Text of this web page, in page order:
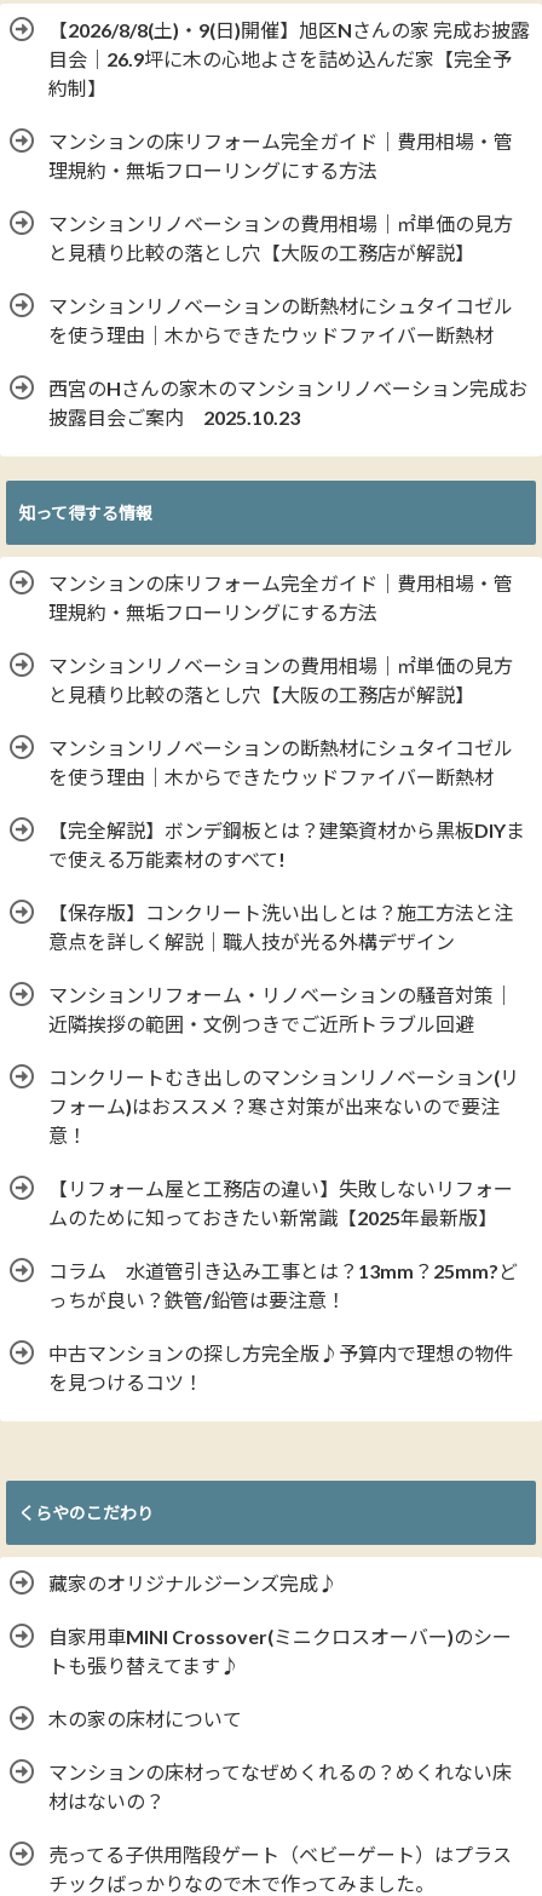
【2026/8/8(土)・9(日)開催】旭区Nさんの家 完成お披露
目会｜26.9坪に木の心地よさを詰め込んだ家【完全予
約制】
マンションの床リフォーム完全ガイド｜費用相場・管
理規約・無垢フローリングにする方法
マンションリノベーションの費用相場｜㎡単価の見方
と見積り比較の落とし穴【大阪の工務店が解説】
マンションリノベーションの断熱材にシュタイコゼル
を使う理由｜木からできたウッドファイバー断熱材
西宮のHさんの家木のマンションリノベーション完成お
披露目会ご案内 2025.10.23
知って得する情報
マンションの床リフォーム完全ガイド｜費用相場・管
理規約・無垢フローリングにする方法
マンションリノベーションの費用相場｜㎡単価の見方
と見積り比較の落とし穴【大阪の工務店が解説】
マンションリノベーションの断熱材にシュタイコゼル
を使う理由｜木からできたウッドファイバー断熱材
【完全解説】ボンデ鋼板とは？建築資材から黒板DIYま
で使える万能素材のすべて!
【保存版】コンクリート洗い出しとは？施工方法と注
意点を詳しく解説｜職人技が光る外構デザイン
マンションリフォーム・リノベーションの騒音対策｜
近隣挨拶の範囲・文例つきでご近所トラブル回避
コンクリートむき出しのマンションリノベーション(リ
フォーム)はおススメ？寒さ対策が出来ないので要注
意！
【リフォーム屋と工務店の違い】失敗しないリフォー
ムのために知っておきたい新常識【2025年最新版】
コラム 水道管引き込み工事とは？13mm？25mm?ど
っちが良い？鉄管/鉛管は要注意！
中古マンションの探し方完全版♪予算内で理想の物件
を見つけるコツ！
くらやのこだわり
藏家のオリジナルジーンズ完成♪
自家用車MINI Crossover(ミニクロスオーバー)のシー
トも張り替えてます♪
木の家の床材について
マンションの床材ってなぜめくれるの？めくれない床
材はないの？
売ってる子供用階段ゲート（ベビーゲート）はプラス
チックばっかりなので木で作ってみました。